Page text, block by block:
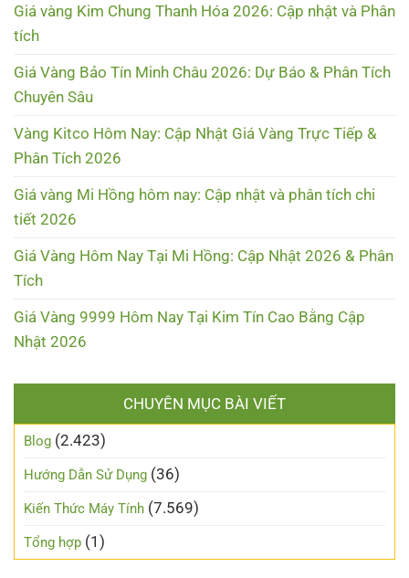
Giá vàng Kim Chung Thanh Hóa 2026: Cập nhật và Phân
tích
Giá Vàng Bảo Tín Minh Châu 2026: Dự Báo & Phân Tích
Chuyên Sâu
Vàng Kitco Hôm Nay: Cập Nhật Giá Vàng Trực Tiếp &
Phân Tích 2026
Giá vàng Mi Hồng hôm nay: Cập nhật và phân tích chi
tiết 2026
Giá Vàng Hôm Nay Tại Mi Hồng: Cập Nhật 2026 & Phân
Tích
Giá Vàng 9999 Hôm Nay Tại Kim Tín Cao Bằng Cập
Nhật 2026
CHUYÊN MỤC BÀI VIẾT
Blog (2.423)
Hướng Dẫn Sử Dụng (36)
Kiến Thức Máy Tính (7.569)
Tổng hợp (1)